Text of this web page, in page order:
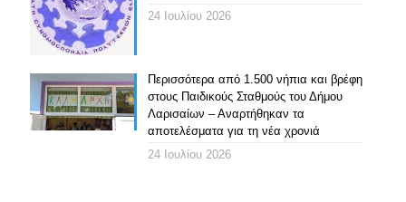
24 Ιουλίου 2026
Περισσότερα από 1.500 νήπια και βρέφη
στους Παιδικούς Σταθμούς του Δήμου
Λαρισαίων – Αναρτήθηκαν τα
αποτελέσματα για τη νέα χρονιά
24 Ιουλίου 2026